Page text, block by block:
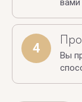
вами
4
Вы